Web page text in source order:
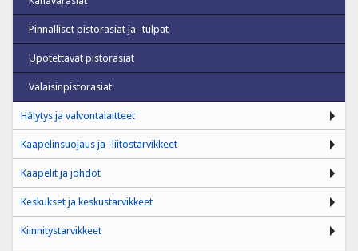
Pinnalliset pistorasiat ja- tulpat
Upotettavat pistorasiat
Valaisinpistorasiat
Hälytys ja valvontalaitteet
Kaapelinsuojaus ja -liitostarvikkeet
Kaapelit ja johdot
Keskukset ja keskustarvikkeet
Kiinnitystarvikkeet